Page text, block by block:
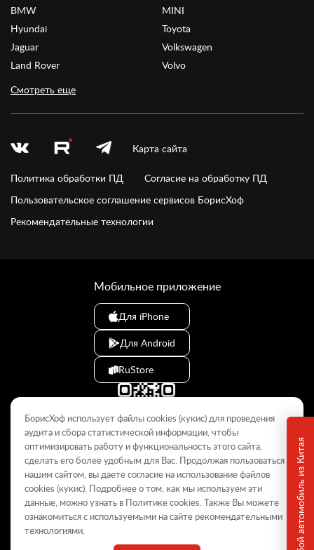
BMW
Hyundai
Jaguar
Land Rover
MINI
Toyota
Volkswagen
Volvo
Смотреть еще
Карта сайта
Политика обработки ПД
Согласие на обработку ПД
Пользовательское соглашение сервисов БорисХоф
Рекомендательные технологии
© 2009–2026
Данный интернет-сайт носит информационный характер и не
является публичной офертой, определяемой положениями Статьи
437 ГК РФ. Для получения подробной информации обращайтесь в
дилерские центры.
Мобильное приложение
Для iPhone
Для Android
RuStore
БорисХоф использует файлы cookies (кукиc) для проведения
аудита и сбора статистической информации, чтобы
оптимизировать работу и функциональность этого сайта,
сделать его более удобным для Вас. Продолжая пользоваться
нашим сайтом, вы даете согласие на использование файлов
cookies (кукиc). Подробнее о том, как мы используем эти
данные, можно узнать в Политикеcookies. Также Вы можете
ознакомиться с используемыми на сайте рекомендательными
технологиями.